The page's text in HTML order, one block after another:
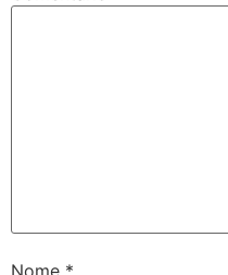
Nome *